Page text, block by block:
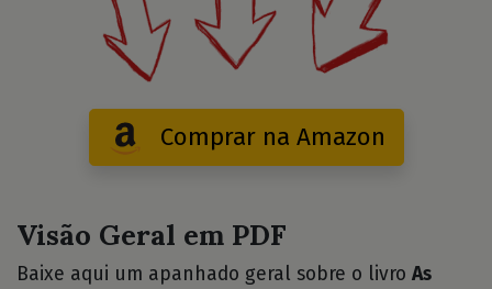
Comprar na Amazon
Visão Geral em PDF
Baixe aqui um apanhado geral sobre o livro As